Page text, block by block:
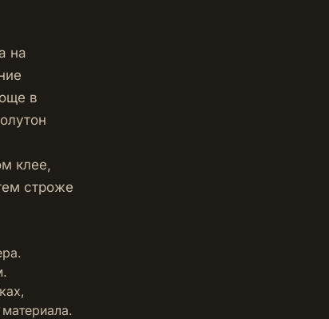
на
в
клее,
строже